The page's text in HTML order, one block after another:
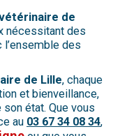
de
nécessitant des
des
de Lille, chaque
et bienveillance,
son état. Que vous
au 03 67 34 08 34,